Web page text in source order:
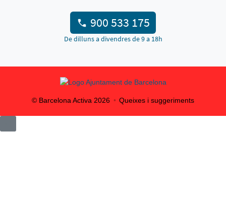
900 533 175
De dilluns a divendres de 9 a 18h
© Barcelona Activa 2026 Queixes i suggeriments